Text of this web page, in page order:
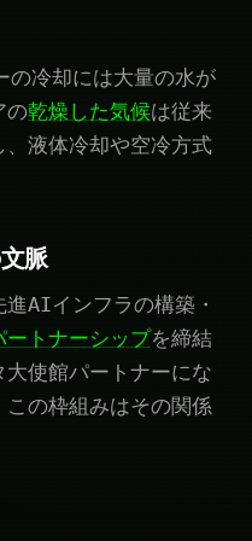
冷却には大量の水が
の乾燥した気候は従来
液体冷却や空冷方式
脈
AIインフラの構築・
ートナーシップを締結
使館パートナーにな
の枠組みはその関係